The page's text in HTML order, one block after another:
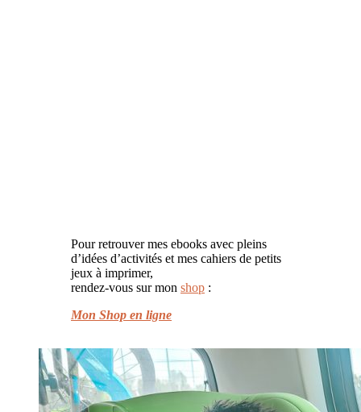
Pour retrouver mes ebooks avec pleins
d’idées d’activités et mes cahiers de petits
jeux à imprimer,
rendez-vous sur mon shop :
Mon Shop en ligne